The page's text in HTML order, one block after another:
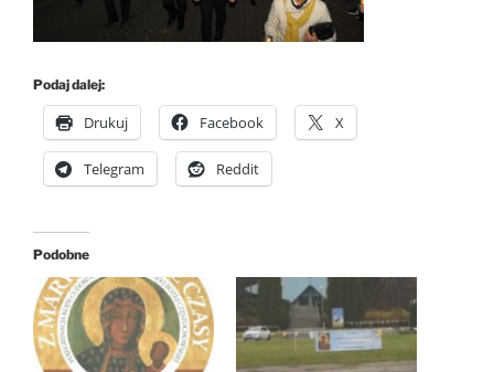
Podaj dalej:
Drukuj Facebook X
Telegram Reddit
Podobne